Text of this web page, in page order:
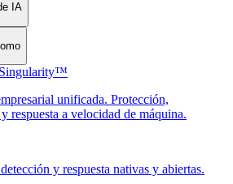
IA
unificada. Protección,
respuesta a velocidad de máquina.
y respuesta nativas y abiertas.